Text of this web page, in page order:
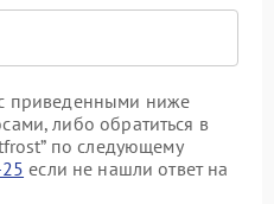
приведенными ниже
либо обратиться в
по следующему
если не нашли ответ на